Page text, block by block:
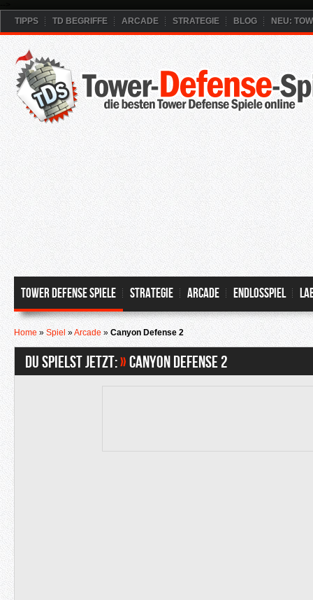
TIPPS
TD BEGRIFFE ARCADE STRATEGIE BLOG NEU:
Tower Defense Spiele Strategie Arcade Endlosspiel
Home»Spiel»Arcade»Canyon Defense 2
Du spielst jetzt:»Canyon Defense 2